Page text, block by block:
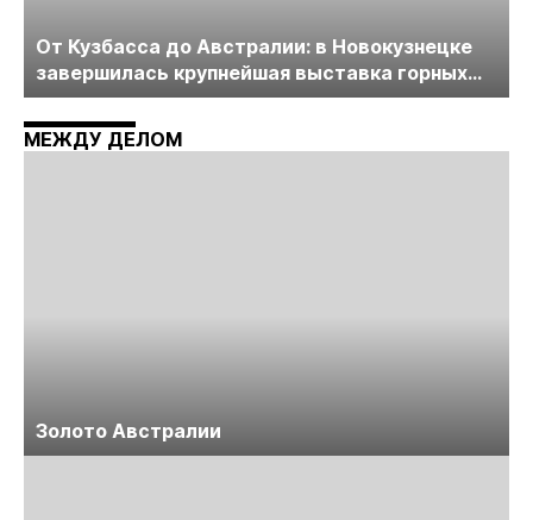
От Кузбасса до Австралии: в Новокузнецке
завершилась крупнейшая выставка горных
технологий «Недра России. Уголь России и
Майнинг»
МЕЖДУ ДЕЛОМ
Золото Австралии